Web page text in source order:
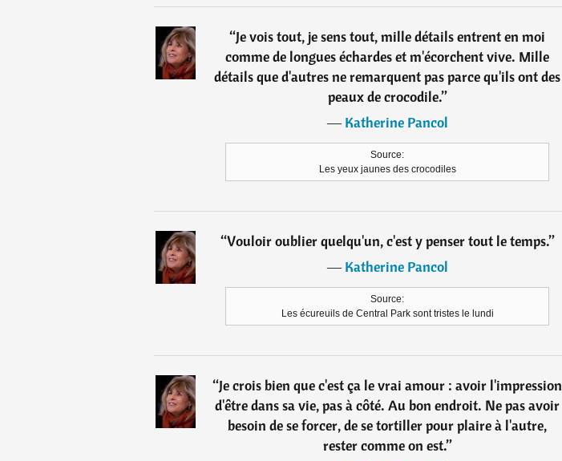
“Je vois tout, je sens tout, mille détails entrent en moi
comme de longues échardes et m'écorchent vive. Mille
détails que d'autres ne remarquent pas parce qu'ils ont des
peaux de crocodile.”
―Katherine Pancol
Source:
Les yeux jaunes des crocodiles
“Vouloir oublier quelqu'un, c'est y penser tout le temps.”
―Katherine Pancol
Source:
Les écureuils de Central Park sont tristes le lundi
“Je crois bien que c'est ça le vrai amour : avoir l'impression
d'être dans sa vie, pas à côté. Au bon endroit. Ne pas avoir
besoin de se forcer, de se tortiller pour plaire à l'autre,
rester comme on est.”